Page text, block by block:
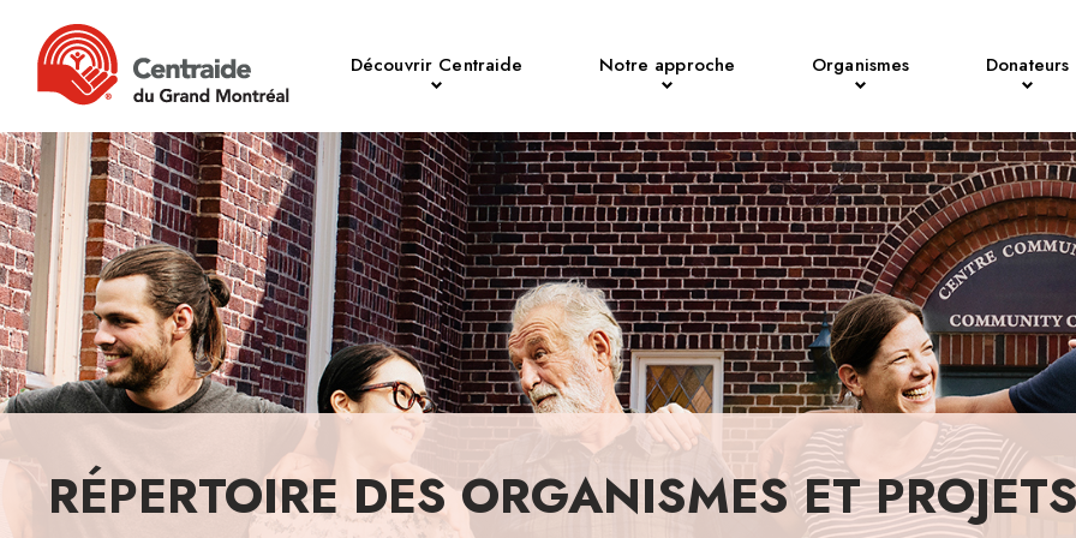
Découvrir Centraide Notre approche Organismes Donateurs
RÉPERTOIRE DES ORGANISMES ET